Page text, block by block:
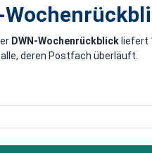
Strom
können auf
ohne den Nutzer
DWN-Wochenrückblick liefert
deren Postfach überläuft.